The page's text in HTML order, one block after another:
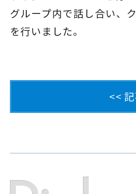
グループ内で話し合い、
を行いました。
<<